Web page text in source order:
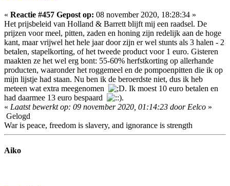
« Reactie #457 Gepost op: 08 november 2020, 18:28:34 »
Het prijsbeleid van Holland & Barrett blijft mij een raadsel. De
prijzen voor meel, pitten, zaden en honing zijn redelijk aan de hoge
kant, maar vrijwel het hele jaar door zijn er wel stunts als 3 halen - 2
betalen, stapelkorting, of het tweede product voor 1 euro. Gisteren
maakten ze het wel erg bont: 55-60% herfstkorting op allerhande
producten, waaronder het roggemeel en de pompoenpitten die ik op
mijn lijstje had staan. Nu ben ik de beroerdste niet, dus ik heb
meteen wat extra meegenomen
. Ik moest 10 euro betalen en
had daarmee 13 euro bespaard
.
« Laatst bewerkt op: 09 november 2020, 01:14:23 door Eelco »
Gelogd
War is peace, freedom is slavery, and ignorance is strength
Aiko